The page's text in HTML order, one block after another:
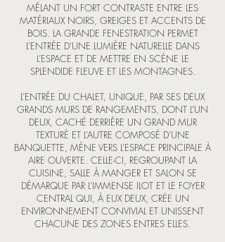
MÊLANT UN FORT CONTRASTE ENTRE LES
MATÉRIAUX NOIRS, GREIGES ET ACCENTS DE
BOIS. LA GRANDE FENESTRATION PERMET
L’ENTRÉE D’UNE LUMIÈRE NATURELLE DANS
L’ESPACE ET DE METTRE EN SCÈNE LE
SPLENDIDE FLEUVE ET LES MONTAGNES.
L’ENTRÉE DU CHALET, UNIQUE, PAR SES DEUX
GRANDS MURS DE RANGEMENTS, DONT L’UN
DEUX, CACHÉ DERRIÈRE UN GRAND MUR
TEXTURÉ ET L’AUTRE COMPOSÉ D’UNE
BANQUETTE, MÈNE VERS L’ESPACE PRINCIPALE À
AIRE OUVERTE. CELLE-CI, REGROUPANT LA
CUISINE, SALLE À MANGER ET SALON SE
DÉMARQUE PAR L’IMMENSE ILOT ET LE FOYER
CENTRAL QUI, À EUX DEUX, CRÉE UN
ENVIRONNEMENT CONVIVIAL ET UNISSENT
CHACUNE DES ZONES ENTRES ELLES.